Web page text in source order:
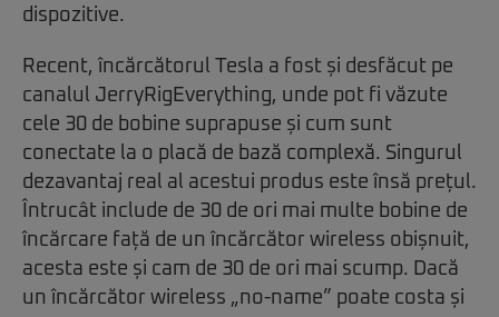
dispozitive.
Recent, încărcătorul Tesla a fost și desfăcut pe
canalul JerryRigEverything, unde pot fi văzute
cele 30 de bobine suprapuse și cum sunt
conectate la o placă de bază complexă. Singurul
dezavantaj real al acestui produs este însă prețul.
Întrucât include de 30 de ori mai multe bobine de
încărcare față de un încărcător wireless obișnuit,
acesta este și cam de 30 de ori mai scump. Dacă
un încărcător wireless „no-name” poate costa și